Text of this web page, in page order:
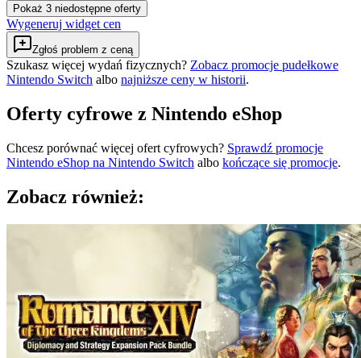
Pokaż 3 niedostępne oferty
Wygeneruj widget cen
Zgłoś problem z ceną
Szukasz więcej wydań fizycznych? Zobacz promocje pudełkowe
Nintendo Switch albo najniższe ceny w historii.
Oferty cyfrowe z Nintendo eShop
Chcesz porównać więcej ofert cyfrowych? Sprawdź promocje
Nintendo eShop na Nintendo Switch albo kończące się promocje.
Zobacz również: